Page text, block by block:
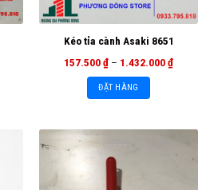
Kéo tỉa cành Asaki 8651
157.500₫ – 1.432.000₫
ĐẶT HÀNG